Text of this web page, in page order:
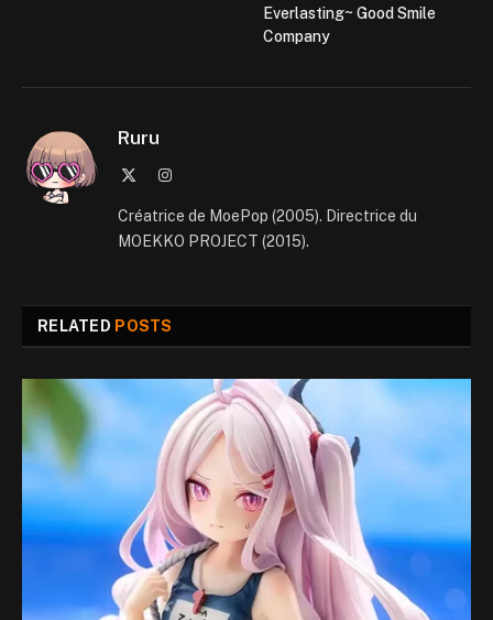
Everlasting~ Good Smile
Company
Ruru
Instagram
Créatrice de MoePop (2005). Directrice du
MOEKKO PROJECT (2015).
RELATED POSTS